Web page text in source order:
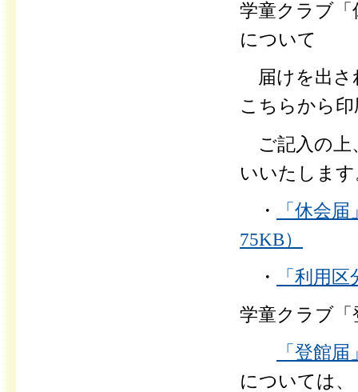
学童クラブ「
について
届けを出さ
こちらから
ご記入の上
いいたしま
・
「休会
75KB）
・
「利用
学童クラブ
「登館
については